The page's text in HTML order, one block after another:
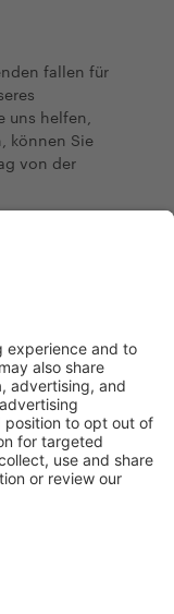
fallen für
uns helfen,
können Sie
von der
Daten